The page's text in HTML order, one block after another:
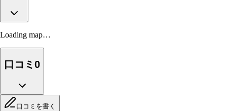
Loading map…
口コミ 0
口コミを書く